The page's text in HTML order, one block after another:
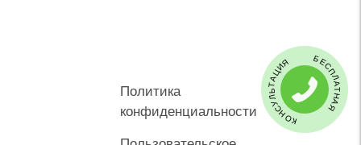
Политика
конфиденциальностиБЕСПЛАТНАЯ КОНСУЛЬТАЦИЯ